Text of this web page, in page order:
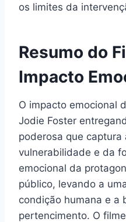
os limites da
Resumo do
Impacto
O impacto emocional
Jodie Foster
poderosa que captura
vulnerabilidade e da
emocional da
público, levando a
condição humana e a
pertencimento. O